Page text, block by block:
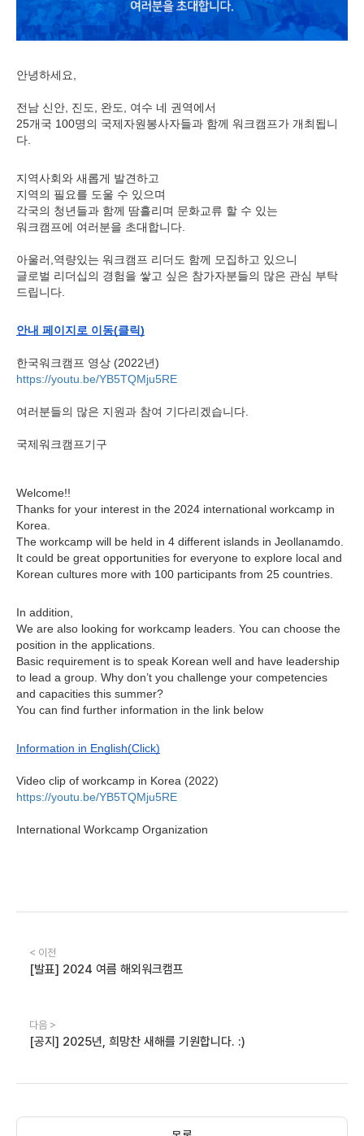
안녕하세요,
전남 신안, 진도, 완도, 여수 네 권역에서
25개국 100명의 국제자원봉사자들과 함께 워크캠프가 개최됩니
다.
지역사회와 새롭게 발견하고
지역의 필요를 도울 수 있으며
각국의 청년들과 함께 땀흘리며 문화교류 할 수 있는
워크캠프에 여러분을 초대합니다.
아울러,역량있는 워크캠프 리더도 함께 모집하고 있으니
글로벌 리더십의 경험을 쌓고 싶은 참가자분들의 많은 관심 부탁
드립니다.
안내 페이지로 이동(클릭)
한국워크캠프 영상 (2022년)
https://youtu.be/YB5TQMju5RE
여러분들의 많은 지원과 참여 기다리겠습니다.
국제워크캠프기구
Welcome!!
Thanks for your interest in the 2024 international workcamp in
Korea.
The workcamp will be held in 4 different islands in Jeollanamdo.
It could be great opportunities for everyone to explore local and
Korean cultures more with 100 participants from 25 countries.
In addition,
We are also looking for workcamp leaders. You can choose the
position in the applications.
Basic requirement is to speak Korean well and have leadership
to lead a group. Why don’t you challenge your competencies
and capacities this summer?
You can find further information in the link below
Information in English(Click)
Video clip of workcamp in Korea (2022)
https://youtu.be/YB5TQMju5RE
International Workcamp Organization
< 이전
[발표] 2024 여름 해외워크캠프
다음 >
[공지] 2025년, 희망찬 새해를 기원합니다. :)